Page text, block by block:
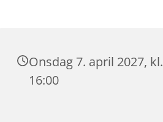
Onsdag 7. april 2027, kl.
16:00